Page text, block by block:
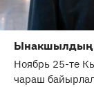
Ынакшылдың
Ноябрь 25-те
чараш